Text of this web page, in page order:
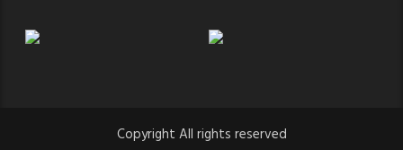
Copyright All rights reserved